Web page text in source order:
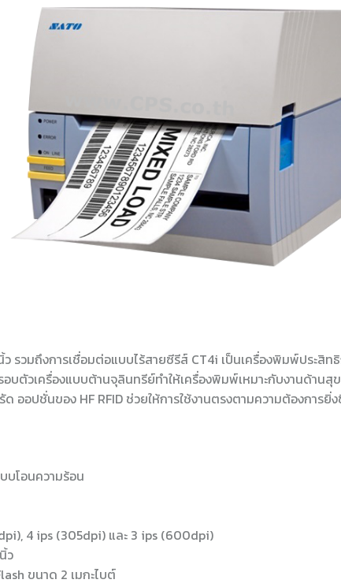
วมถึงการเชื่อมต่อแบบไร้สายซีรีส์ CT4i เป็นเครื่องพิมพ์ประสิ
บตัวเครื่องแบบต้านจุลินทรีย์ทำให้เครื่องพิมพ์เหมาะกับงานด้าน
ออปชั่นของ HF RFID ช่วยให้การใช้งานตรงตามความต้องการ
บโอนความร้อน
4 ips (305dpi) และ 3 ips (600dpi)
ว
ขนาด 2 เมกะไบต์